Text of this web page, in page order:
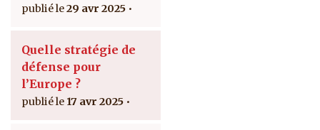
29 avr 2025
Quelle stratégie de
défense pour
l’Europe ?
17 avr 2025